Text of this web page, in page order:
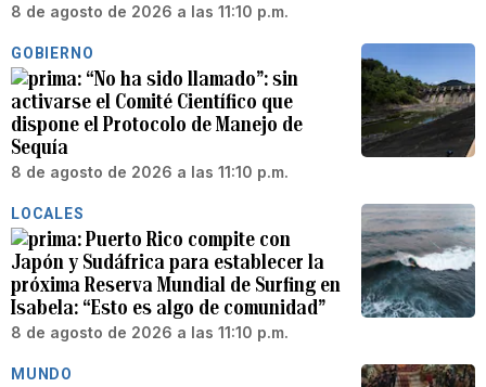
8 de agosto de 2026 a las 11:10 p.m.
GOBIERNO
“No ha sido llamado”: sin
activarse el Comité Científico que
dispone el Protocolo de Manejo de
Sequía
8 de agosto de 2026 a las 11:10 p.m.
LOCALES
Puerto Rico compite con
Japón y Sudáfrica para establecer la
próxima Reserva Mundial de Surfing en
Isabela: “Esto es algo de comunidad”
8 de agosto de 2026 a las 11:10 p.m.
MUNDO